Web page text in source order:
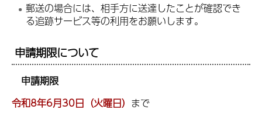
郵送の場合には、相手方に送達したことが確認でき
る追跡サービス等の利用をお願いします。
申請期限について
申請期限
令和8年6月30日（火曜日） まで